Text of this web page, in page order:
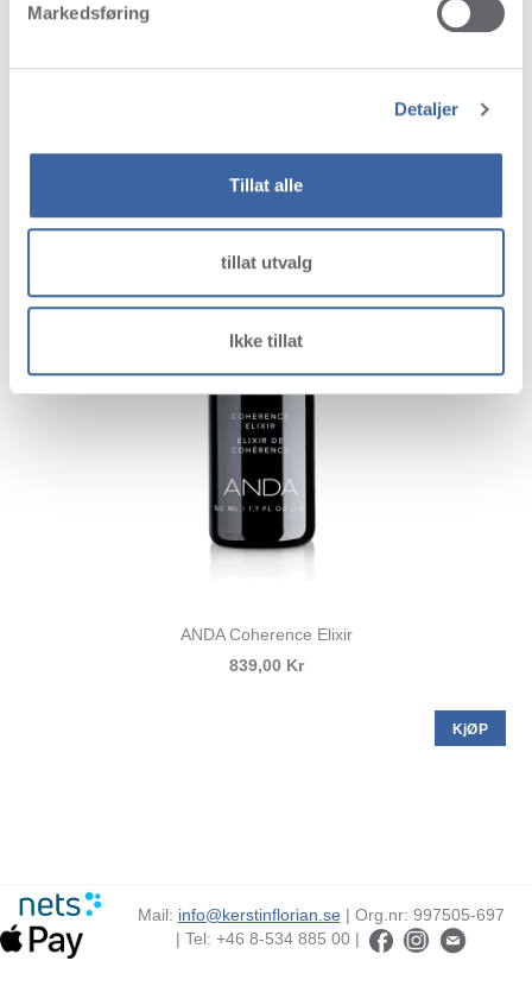
Markedsføring
Detaljer
Tillat alle
tillat utvalg
Ikke tillat
FAVORITES & BEST SELLERS
ANDA Coherence Elixir
839,00 Kr
KjØP
Mail: info@kerstinflorian.se| Org.nr: 997505-697
| Tel: +46 8-534 885 00 |